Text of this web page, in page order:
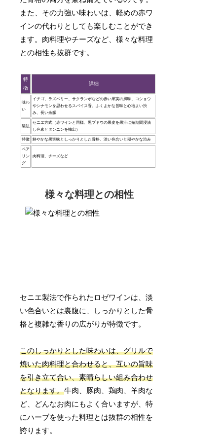
また、その力強い味わいは、軽めの赤ワ
インの代わりとしても楽しむことができ
ます。肉料理やチーズなど、様々な料理
との相性も抜群です。
特
徴
詳細
味わ
い
イチゴ、ラズベリー、サクランボなどの赤い果実の風味、コショウ
やシナモンを思わせるスパイス香、ふくよかな旨味と心地よい渋
み、長い余韻
製法
セニエ方式（赤ワインと同様、黒ブドウの果皮を果汁に短期間浸漬
し色素とタンニンを抽出）
特徴 鮮やかな果実味としっかりとした骨格、淡い色合いと穏やかな渋み
ペア
リン
グ
肉料理、チーズなど
様々な料理との相性
セニエ製法で作られたロゼワインは、淡
い色合いとは裏腹に、しっかりとした骨
格と複雑な香りの広がりが特徴です。
このしっかりとした味わいは、グリルで
焼いた肉料理と合わせると、互いの旨味
を引き立て合い、素晴らしい組み合わせ
となります。牛肉、豚肉、鶏肉、羊肉な
ど、どんなお肉にもよく合いますが、特
にハーブを使った料理とは抜群の相性を
誇ります。